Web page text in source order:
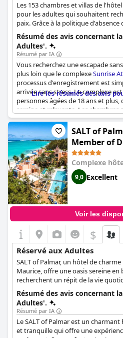
Les 153 chambres et villas de
pour les adultes qui souhaitent
paix. Grâce à la politique
clients sont encouragés à se
s'échapper de la réalité et à passer
leurs proches.
Résumé des avis concernant
Adultes'.
Résumé par IA
Vous recherchez une escapade
plus loin que le complexeSunrise
processus d'enregistrement est
arrivée sans stress. Le complexe
personnes âgées de 18 ans et
sereine et relaxante. Les chambres
télévision, ce qui encourage les
détendre. C'est la destination idéale
45 ans en quête de calme et de
ne tarissent pas d'éloges sur
calme, tout en se sentant libres de
Dans l'ensemble, leSunrise
excellent lieu de vacances relaxant.
Lire les résumés des avis
SALT of
Member of
Palmar,
Design
Complexe
9,0 Excellent
Voir les
$
Réservé aux Adultes
SALT of Palmar, un hôtel de
Maurice, offre une oasis sereine
recherchent un répit de la vie
nature, ce lieu de retraite tranquille
luxueuses, chacune dotée d'un lit
en collaboration avec des
optimal. Havre de paix pour les
gastronomie, de voyages et
Palmar invite ses hôtes à
Résumé des avis concernant
Adultes'.
Résumé par IA
Le SALT of Palmar est un
et tranquille qui offre une